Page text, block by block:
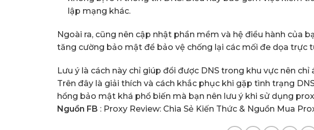
lập mạng khác.
Ngoài ra, cũng nên cập nhật phần mềm và hệ điều hành của
tăng cường bảo mật để bảo vệ chống lại các mối đe dọa trực
Lưu ý là cách này chỉ giúp đổi được DNS trong khu vực nên
Trên đây là giải thích và cách khắc phục khi gặp tình trạng DNS
hổng bảo mật khá phổ biến mà bạn nên lưu ý khi sử dụng
Nguồn FB : Proxy Review: Chia Sẻ Kiến Thức & Nguồn Mua